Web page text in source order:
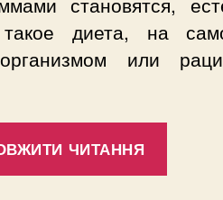
диета, на
или
ЧИТАННЯ